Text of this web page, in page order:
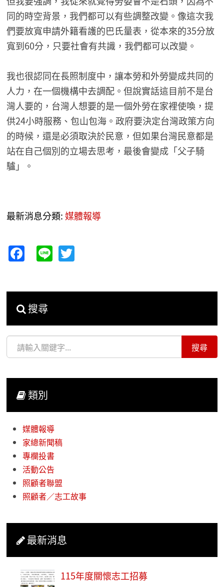
同的時空背景，我們都可以有些調整改變。像這次我
們要放寬申請外籍看護的巴氏量表，從本來的35分放
寬到60分，只要社會有共識，我們都可以改變。
我也很認同在長照制度中，讓本勞和外勞變成共同的
人力，在一個機構中去調配。但說實話這目前不是台
灣人要的，台灣人想要的是一個外勞在家裡使喚，提
供24小時服務、包山包海。政府要決定台灣政策方向
的時候，還是必須取決於民意，但如果台灣民意都是
站在自己個別的立場去思考，最後會變成「父子騎
驢」。
最新消息分類:媒體報導
Facebook
Line
搜尋
類別
媒體報導
家總新聞稿
專欄投書
活動公告
照顧者聯盟
照顧者／志工故事
最新消息
115年度關懷志工招募